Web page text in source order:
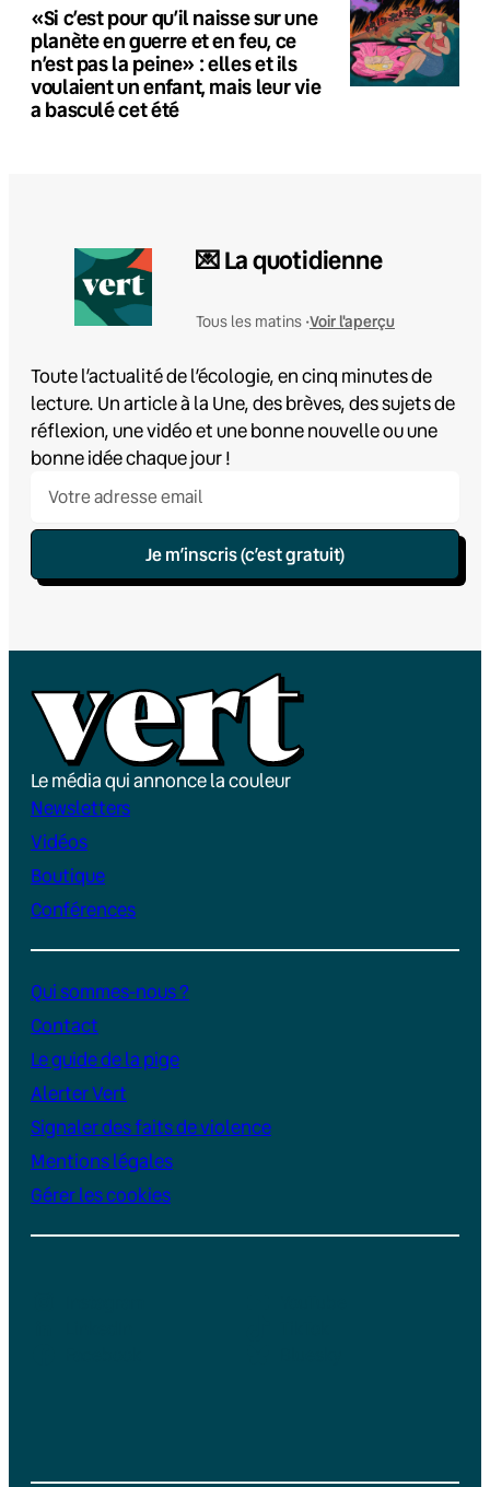
«Si c’est pour qu’il naisse sur une
planète en guerre et en feu, ce
n’est pas la peine» : elles et ils
voulaient un enfant, mais leur vie
a basculé cet été
💌 La quotidienne
Tous les matins •Voir l'aperçu
Toute l’actualité de l’écologie, en cinq minutes de
lecture. Un article à la Une, des brèves, des sujets de
réflexion, une vidéo et une bonne nouvelle ou une
bonne idée chaque jour !
Je m’inscris (c’est gratuit)
Le média qui annonce la couleur
Newsletters
Vidéos
Boutique
Conférences
Qui sommes-nous ?
Contact
Le guide de la pige
Alerter Vert
Signaler des faits de violence
Mentions légales
Gérer les cookies